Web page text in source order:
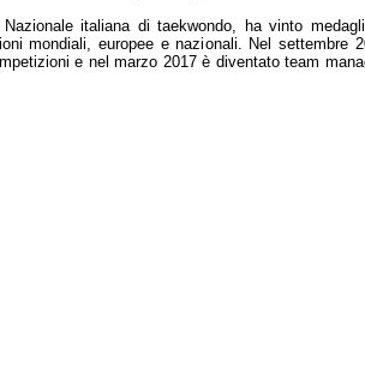
italiana di taekwondo, ha vinto
mondiali, europee e nazionali. Nel settembre
e nel marzo 2017 è diventato team